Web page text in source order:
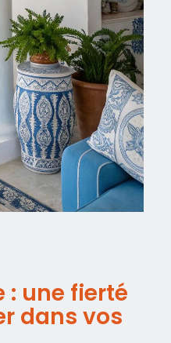
: une fierté
dans vos